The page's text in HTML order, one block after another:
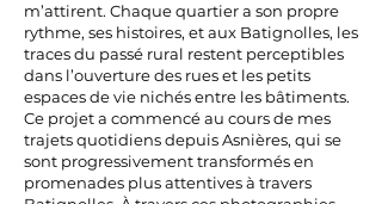
m’attirent. Chaque quartier a son propre
rythme, ses histoires, et aux Batignolles, les
traces du passé rural restent perceptibles
dans l’ouverture des rues et les petits
espaces de vie nichés entre les bâtiments.
Ce projet a commencé au cours de mes
trajets quotidiens depuis Asnières, qui se
sont progressivement transformés en
promenades plus attentives à travers